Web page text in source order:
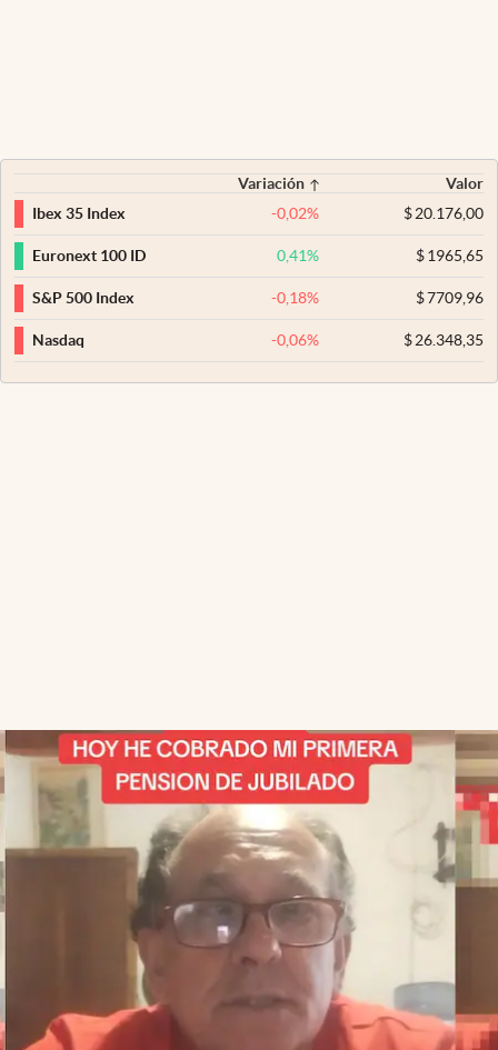
Variación
Valor
Ibex 35 Index
-0,02% $20.176,00
Euronext 100 ID 0,41% $1965,65
S&P 500 Index -0,18% $7709,96
Nasdaq -0,06% $26.348,35